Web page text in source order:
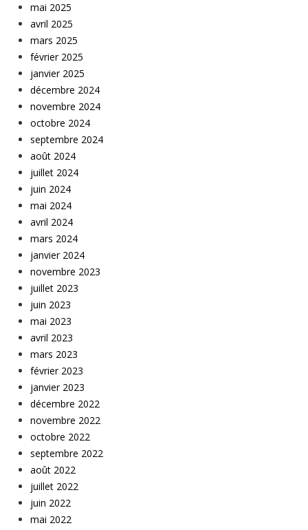
mai 2025
avril 2025
mars 2025
février 2025
janvier 2025
décembre 2024
novembre 2024
octobre 2024
septembre 2024
août 2024
juillet 2024
juin 2024
mai 2024
avril 2024
mars 2024
janvier 2024
novembre 2023
juillet 2023
juin 2023
mai 2023
avril 2023
mars 2023
février 2023
janvier 2023
décembre 2022
novembre 2022
octobre 2022
septembre 2022
août 2022
juillet 2022
juin 2022
mai 2022